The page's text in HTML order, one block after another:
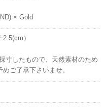
× Gold
）
寸したもので、天然素材のため
ご了承下さいませ。